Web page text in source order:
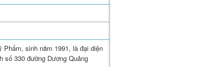
sinh năm 1991, là đại diện
số 330 đường Dương Quảng